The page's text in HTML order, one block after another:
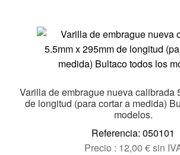
Varilla de embrague nueva calibrada
de longitud (para cortar a medida)
modelos.
Referencia: 050101
Precio : 12,00 €sin